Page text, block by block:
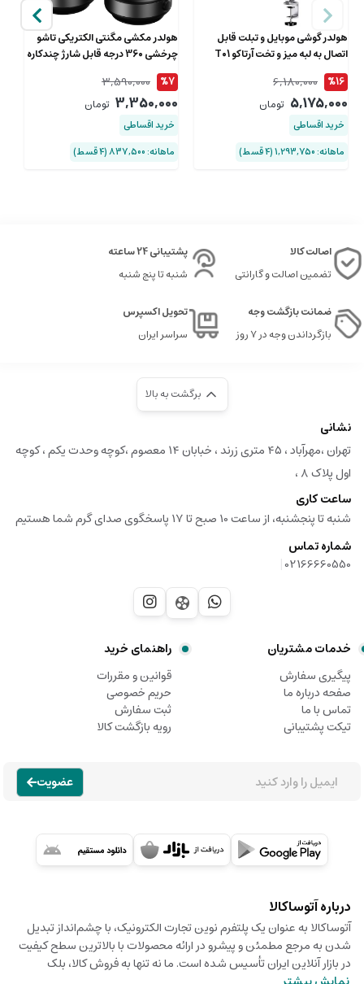
هولدر گوشی موبایل و تبلت قابل
اتصال به لبه میز و تخت آرتاکو T01
%16
6,180,000
5,175,000 تومان
خرید اقساطی
ماهانه: 1,293,750 (۴ قسط)
هولدر مکشی مگنتی الکتریکی تاشو
چرخشی 360 درجه قابل شارژ چندکاره
بونروی X94
%7
3,590,000
3,350,000 تومان
خرید اقساطی
ماهانه: 837,500 (۴ قسط)
اصالت کالا
تضمین اصالت و گارانتی
پشتیبانی 24 ساعته
شنبه تا پنج شنبه
ضمانت بازگشت وجه
بازگرداندن وجه در ۷ روز
تحویل اکسپرس
سراسر ایران
برگشت به بالا
نشانی
تهران ،مهرآباد ، ۴۵ متری زرند ، خبابان ۱۴ معصوم ،کوچه وحدت یکم ، کوچه
اول پلاک ۸ ،
ساعت کاری
شنبه تا پنجشنبه، از ساعت 10 صبح تا 17 پاسخگوی صدای گرم شما هستیم
شماره تماس
02166660550
|
خدمات مشتریان
پیگیری سفارش
صفحه درباره ما
تماس با ما
تیکت پشتیبانی
راهنمای خرید
قوانین و مقررات
حریم خصوصی
ثبت سفارش
رویه بازگشت کالا
عضویت
درباره آتوساکالا
آتوساکالا به عنوان یک پلتفرم نوین تجارت الکترونیک، با چشم‌انداز تبدیل
شدن به مرجع مطمئن و پیشرو در ارائه محصولات با بالاترین سطح کیفیت
در بازار آنلاین ایران تأسیس شده است. ما نه تنها به فروش کالا، بلک